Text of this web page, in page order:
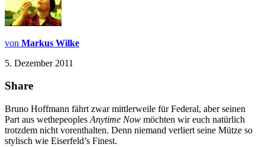
von Markus Wilke
5. Dezember 2011
Share
Bruno Hoffmann fährt zwar mittlerweile für Federal, aber seinen
Part aus wethepeoples Anytime Now möchten wir euch natürlich
trotzdem nicht vorenthalten. Denn niemand verliert seine Mütze so
stylisch wie Eiserfeld’s Finest.